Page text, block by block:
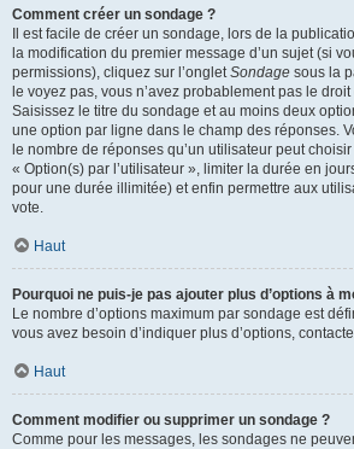
Comment créer un sondage ?
Il est facile de créer un sondage, lors de la
la modification du premier message d’un sujet (si
permissions), cliquez sur l’ongletSondage sous la
le voyez pas, vous n’avez probablement pas le
Saisissez le titre du sondage et au moins deux
une option par ligne dans le champ des réponses.
le nombre de réponses qu’un utilisateur peut
« Option(s) par l’utilisateur », limiter la durée en
pour une durée illimitée) et enfin permettre aux
vote.
Haut
Pourquoi ne puis-je pas ajouter plus d’options à
Le nombre d’options maximum par sondage est
vous avez besoin d’indiquer plus d’options,
Haut
Comment modifier ou supprimer un sondage ?
Comme pour les messages, les sondages ne